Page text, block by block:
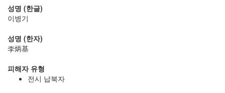
성명 (한글)
이병기
성명 (한자)
李炳基
피해자 유형
전시 납북자